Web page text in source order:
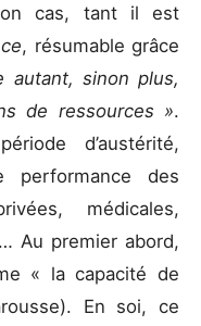
cas, tant il est
, résumable grâce
autant, sinon plus,
de ressources ».
d’austérité,
performance des
médicales,
Au premier abord,
« la capacité de
En soi, ce